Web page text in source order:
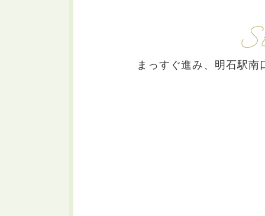
まっすぐ進み、明石駅